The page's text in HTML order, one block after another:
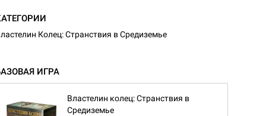
Колец: Странствия в Средиземье
ИГРА
Властелин колец: Странствия в
Средиземье